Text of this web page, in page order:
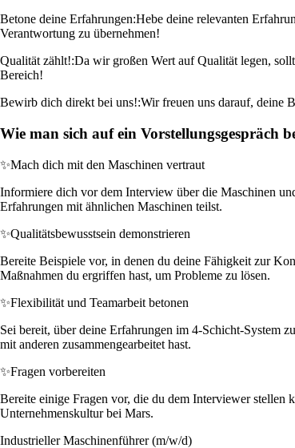
Betone deine Erfahrungen:Hebe deine relevanten
Verantwortung zu übernehmen!
Qualität zählt!:Da wir großen Wert auf Qualität legen,
Bereich!
Bewirb dich direkt bei uns!:Wir freuen uns darauf, deine
Wie man sich auf ein Vorstellungsgespräch
✨Mach dich mit den Maschinen vertraut
Informiere dich vor dem Interview über die Maschinen
Erfahrungen mit ähnlichen Maschinen teilst.
✨Qualitätsbewusstsein demonstrieren
Bereite Beispiele vor, in denen du deine Fähigkeit zur
Maßnahmen du ergriffen hast, um Probleme zu lösen.
✨Flexibilität und Teamarbeit betonen
Sei bereit, über deine Erfahrungen im 4-Schicht-System
mit anderen zusammengearbeitet hast.
✨Fragen vorbereiten
Bereite einige Fragen vor, die du dem Interviewer stellen
Unternehmenskultur bei Mars.
Industrieller Maschinenführer (m/w/d)